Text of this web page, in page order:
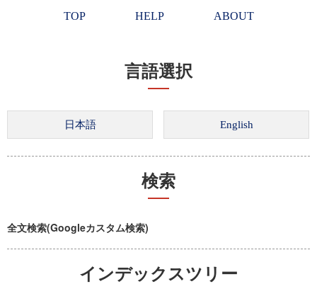
TOP HELP ABOUT
言語選択
検索
全文検索(Googleカスタム検索)
インデックスツリー